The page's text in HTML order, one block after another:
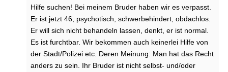
Hilfe suchen! Bei meinem Bruder haben wir es verpasst.
Er ist jetzt 46, psychotisch, schwerbehindert, obdachlos.
Er will sich nicht behandeln lassen, denkt, er ist normal.
Es ist furchtbar. Wir bekommen auch keinerlei Hilfe von
der Stadt/Polizei etc. Deren Meinung: Man hat das Recht
anders zu sein. Ihr Bruder ist nicht selbst- und/oder
e
ü
b
r
h
a